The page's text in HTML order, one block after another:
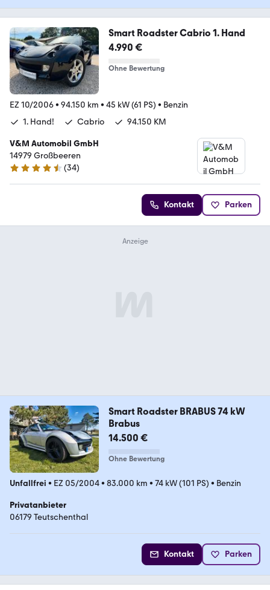
Smart Roadster Cabrio 1. Hand
4.990 €
Ohne Bewertung
EZ 10/2006• 94.150 km • 45 kW (61 PS) • Benzin
1. Hand!
Cabrio 94.150 KM
V&M Automobil GmbH
14979 Großbeeren
4.4 Sterne
(34)
Kontakt Parken
Smart Roadster BRABUS 74 kW
Brabus
14.500 €
Ohne Bewertung
Unfallfrei • EZ 05/2004• 83.000 km • 74 kW (101 PS) • Benzin
Privatanbieter
06179 Teutschenthal
Kontakt Parken